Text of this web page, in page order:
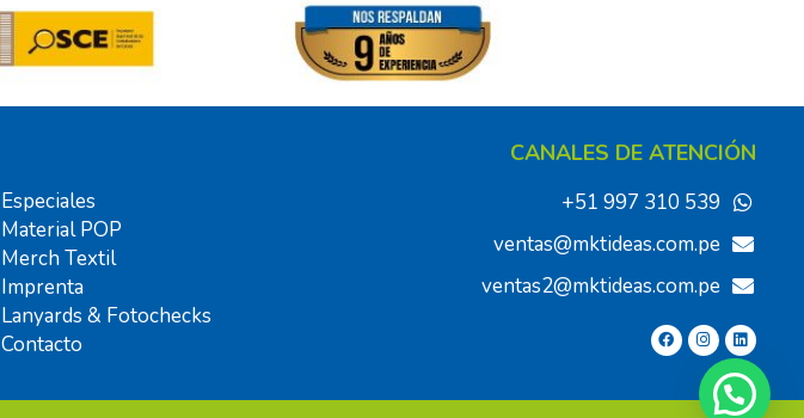
Especiales
Material POP
Merch Textil
Imprenta
Lanyards & Fotochecks
Contacto
CANALES DE ATENCIÓN
+51 997 310 539
ventas@mktideas.com.pe
ventas2@mktideas.com.pe